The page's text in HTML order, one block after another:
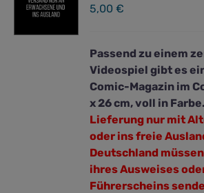
5,00€
Passend zu einem
Videospiel gibt es
Comic-Magazin im
x 26 cm, voll in Farbe.
Lieferung nur mit
oder ins freie
Deutschland
ihres Ausweises
Führerscheins